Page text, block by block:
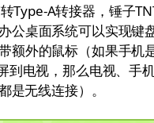
Type-A转接器，锤子
公桌面系统可以实现键
额外的鼠标（如果手机
到电视，那么电视、手机
是无线连接）。